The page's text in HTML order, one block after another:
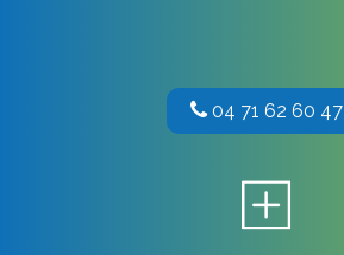
04 71 62 60 47